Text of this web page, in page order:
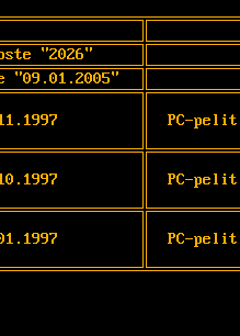
"2026"
"09.01.2005"
PC-
PC-
PC-